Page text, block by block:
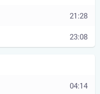
21:28
23:08
04:14